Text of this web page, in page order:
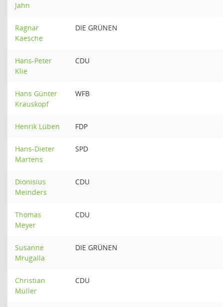
Jahn
Ragnar
Kaesche
DIE GRÜNEN
Hans-Peter
Klie
CDU
Hans Günter
Krauskopf
WFB
Henrik Lüben FDP
Hans-Dieter
Martens
SPD
Dionisius
Meinders
CDU
Thomas
Meyer
CDU
Susanne
Mrugalla
DIE GRÜNEN
Christian
Müller
CDU